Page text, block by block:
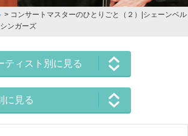
> コンサートマスターのひとりごと（２）|シェーンベル
ンガーズ
ティスト別に見る
に見る